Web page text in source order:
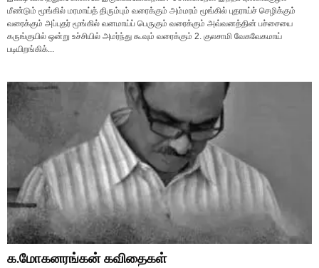
மீண்டும் மூங்கில் மரமாய்த் திரும்பும் வரைக்கும் அம்மரம் மூங்கில் புதராய்ச் செழிக்கும்
வரைக்கும் அப்புதர் மூங்கில் வனமாய்ப் பெருகும் வரைக்கும் அவ்வனத்தின் பச்சையை
கருங்குயில் ஒன்று உச்சியில் அமர்ந்து கூவும் வரைக்கும் 2. குலசாமி வேகவேகமாய்
படியிறங்கிக்...
க.மோகனரங்கன் கவிதைகள்